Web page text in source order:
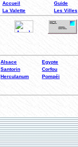
Accueil Guide
La Valette
Les Villes
Alsace Egypte
Santorin
Corfou
Herculanum
Pompéi